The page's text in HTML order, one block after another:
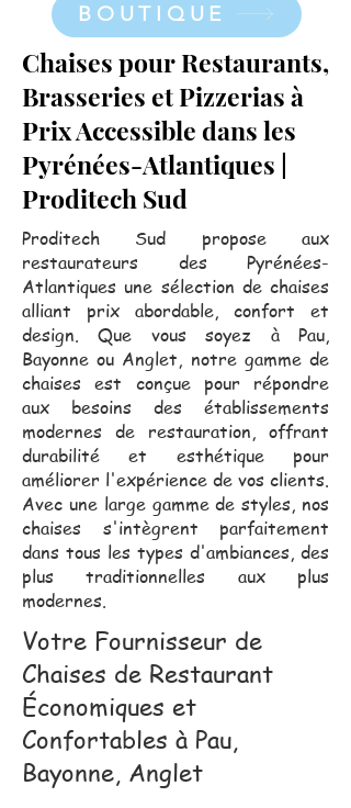
BOUTIQUE
Chaises pour Restaurants,
Brasseries et Pizzerias à
Prix Accessible dans les
Pyrénées-Atlantiques |
Proditech Sud
Proditech Sud propose aux
restaurateurs des Pyrénées-
Atlantiques une sélection de chaises
alliant prix abordable, confort et
design. Que vous soyez à Pau,
Bayonne ou Anglet, notre gamme de
chaises est conçue pour répondre
aux besoins des établissements
modernes de restauration, offrant
durabilité et esthétique pour
améliorer l'expérience de vos clients.
Avec une large gamme de styles, nos
chaises s'intègrent parfaitement
dans tous les types d'ambiances, des
plus traditionnelles aux plus
modernes.
Votre Fournisseur de
Chaises de Restaurant
Économiques et
Confortables à Pau,
Bayonne, Anglet